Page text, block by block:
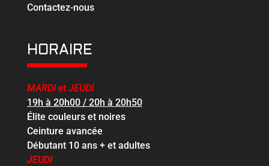
Contactez-nous
HORAIRE
MARDI et JEUDI
19h à 20h00 / 20h à 20h50
Élite couleurs et noires
Ceinture avancée
Débutant 10 ans + et adultes
JEUDI